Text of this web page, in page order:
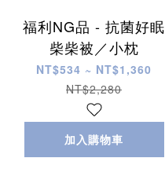
福利NG品 - 抗菌好眠
柴柴被／小枕
NT$534 ~ NT$1,360
NT$2,280
加入購物車